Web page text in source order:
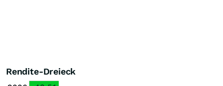
Rendite-Dreieck